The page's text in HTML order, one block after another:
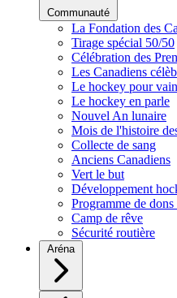
Communauté
La Fondation des
Tirage spécial 50/50
Célébration des
Les Canadiens
Le hockey pour
Le hockey en parle
Nouvel An lunaire
Mois de l'histoire
Collecte de sang
Anciens Canadiens
Vert le but
Développement
Programme de
Camp de rêve
Sécurité routière
Aréna